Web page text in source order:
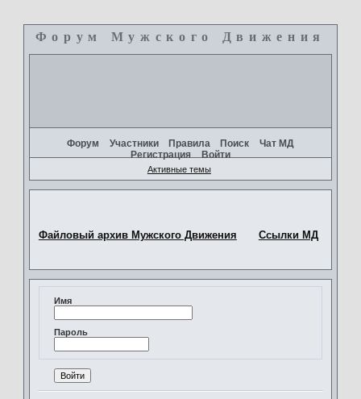
Форум Мужского Движения
Форум Участники Правила Поиск
Чат МД
Регистрация
Войти
Активные темы
Файловый архив Мужского Движения Ссылки МД
Имя
Пароль